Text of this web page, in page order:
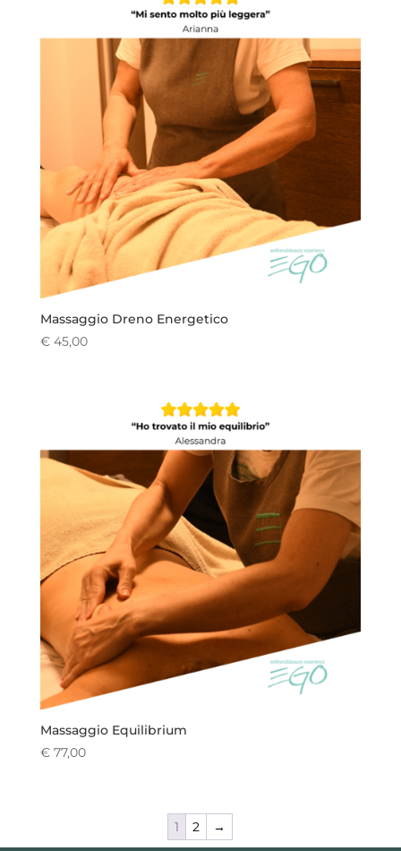
Massaggio Dreno Energetico
€45,00
Massaggio Equilibrium
€77,00
1 2 →